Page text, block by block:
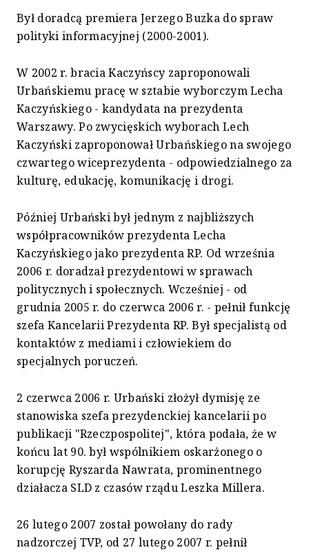
Był doradcą premiera Jerzego Buzka do spraw
polityki informacyjnej (2000-2001).
W 2002 r. bracia Kaczyńscy zaproponowali
Urbańskiemu pracę w sztabie wyborczym Lecha
Kaczyńskiego - kandydata na prezydenta
Warszawy. Po zwycięskich wyborach Lech
Kaczyński zaproponował Urbańskiego na swojego
czwartego wiceprezydenta - odpowiedzialnego za
kulturę, edukację, komunikację i drogi.
Później Urbański był jednym z najbliższych
współpracowników prezydenta Lecha
Kaczyńskiego jako prezydenta RP. Od września
2006 r. doradzał prezydentowi w sprawach
politycznych i społecznych. Wcześniej - od
grudnia 2005 r. do czerwca 2006 r. - pełnił funkcję
szefa Kancelarii Prezydenta RP. Był specjalistą od
kontaktów z mediami i człowiekiem do
specjalnych poruczeń.
2 czerwca 2006 r. Urbański złożył dymisję ze
stanowiska szefa prezydenckiej kancelarii po
publikacji "Rzeczpospolitej", która podała, że w
końcu lat 90. był wspólnikiem oskarżonego o
korupcję Ryszarda Nawrata, prominentnego
działacza SLD z czasów rządu Leszka Millera.
26 lutego 2007 został powołany do rady
nadzorczej TVP, od 27 lutego 2007 r. pełnił